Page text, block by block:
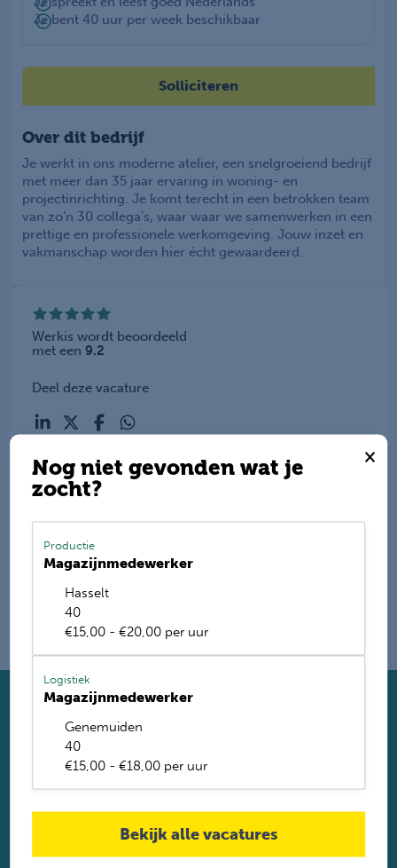
×
Nog niet gevonden wat je
zocht?
Productie
Magazijnmedewerker
Hasselt
40
€15,00 - €20,00 per uur
Logistiek
Magazijnmedewerker
Genemuiden
40
€15,00 - €18,00 per uur
Bekijk alle vacatures
Je bent 40 uur per week beschikbaar
Solliciteren
Over dit bedrijf
Je werkt in ons moderne atelier, een snelgroeiend bedrijf
met meer dan 35 jaar ervaring in woning- en
projectinrichting. Je komt terecht in een betrokken team
van zo’n 30 collega’s, waar waar we samenwerken in een
prettige en professionele werkomgeving. Jouw inzet en
vakmanschap worden hier écht gewaardeerd.
Werkis wordt beoordeeld
met een 9.2
Deel deze vacature
E-mail mij de nieuwste vacatures
Name
Twijfel je of je geschikt bent? Laat dan toch je gegevens
achter. Met ruim 1.200 vacatures vinden wij voor jou de
perfecte baan. Je krijgt binnen 2 werkdagen reactie.
Solliciteren
Solliciteren via Whatsapp